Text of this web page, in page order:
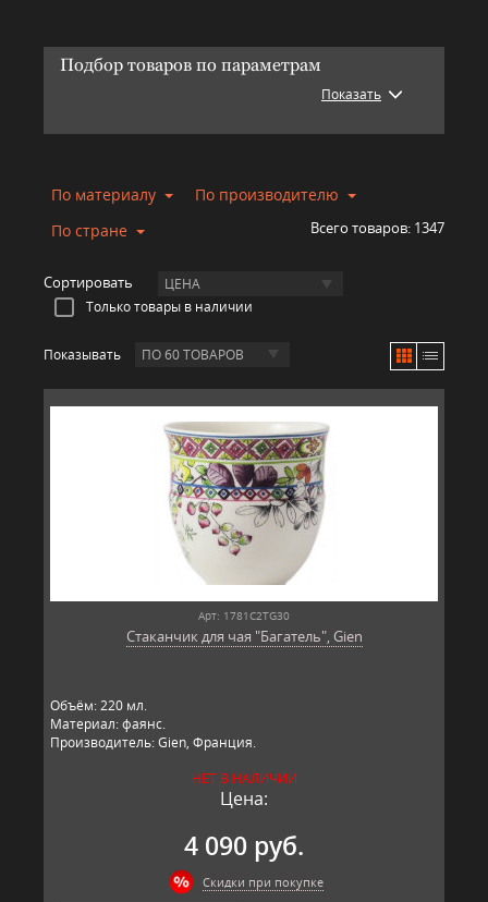
Подбор товаров по параметрам
Показать
По материалу
По производителю
По стране
Всего товаров: 1347
Сортировать ЦЕНА
Только товары в наличии
Показывать ПО 60 ТОВАРОВ
Арт: 1781C2TG30
Cтаканчик для чая "Багатель", Gien
Объём: 220 мл.
Материал: фаянс.
Производитель: Gien, Франция.
НЕТ В НАЛИЧИИ
Цена:
4 090 руб.
Скидки при покупке